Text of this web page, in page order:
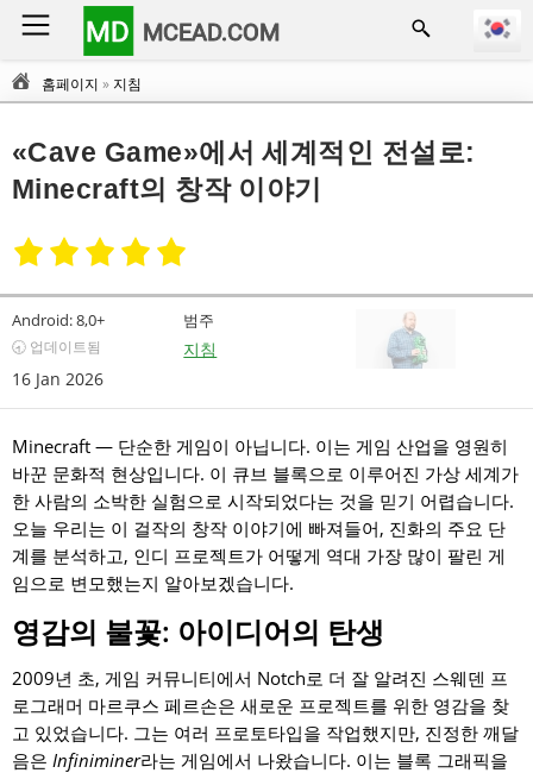
MD MCEAD.COM
홈페이지 » 지침
«Cave Game»에서 세계적인 전설로:
Minecraft의 창작 이야기
Android:8,0+
🕣 업데이트됨
16 Jan 2026
범주
지침
Minecraft — 단순한 게임이 아닙니다. 이는 게임 산업을 영원히
바꾼 문화적 현상입니다. 이 큐브 블록으로 이루어진 가상 세계가
한 사람의 소박한 실험으로 시작되었다는 것을 믿기 어렵습니다.
오늘 우리는 이 걸작의 창작 이야기에 빠져들어, 진화의 주요 단
계를 분석하고, 인디 프로젝트가 어떻게 역대 가장 많이 팔린 게
임으로 변모했는지 알아보겠습니다.
영감의 불꽃: 아이디어의 탄생
2009년 초, 게임 커뮤니티에서 Notch로 더 잘 알려진 스웨덴 프
로그래머 마르쿠스 페르손은 새로운 프로젝트를 위한 영감을 찾
고 있었습니다. 그는 여러 프로토타입을 작업했지만, 진정한 깨달
음은 Infiniminer라는 게임에서 나왔습니다. 이는 블록 그래픽을